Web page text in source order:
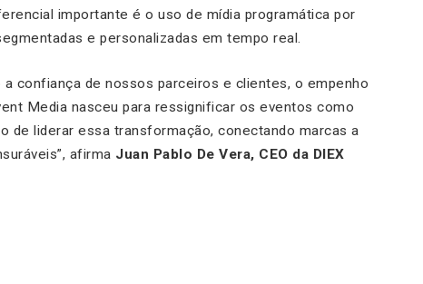
importante é o uso de mídia programática por
e personalizadas em tempo real.
confiança de nossos parceiros e clientes, o empenho
Media nasceu para ressignificar os eventos como
de liderar essa transformação, conectando marcas a
afirma Juan Pablo De Vera, CEO da DIEX